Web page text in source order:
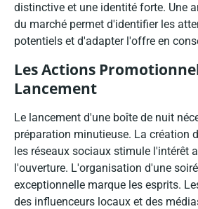
distinctive et une identité forte. Une
du marché permet d'identifier les
potentiels et d'adapter l'offre en
Les Actions
Lancement
Le lancement d'une boîte de nuit
préparation minutieuse. La création
les réseaux sociaux stimule l'intérêt
l'ouverture. L'organisation d'une
exceptionnelle marque les esprits.
des influenceurs locaux et des